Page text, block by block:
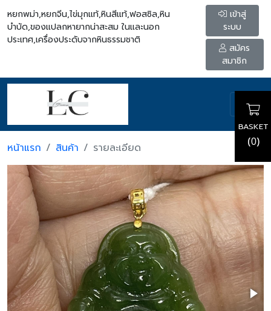
หยกพม่า,หยกจีน,ไข่มุกแท้,หินสีแท้,ฟอสซิล,หิน
บำบัด,ของแปลกหายากน่าสะสม ในและนอก
ประเทศ,เครื่องประดับจากหินธรรมชาติ
เข้าสู่
ระบบ
สมัคร
สมาชิก
BASKET
(0)
หน้าแรก สินค้า รายละเอียด